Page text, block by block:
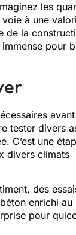
les
à une
de la
pour
tester divers
C’est une
divers climats
des
enrichi au
pour